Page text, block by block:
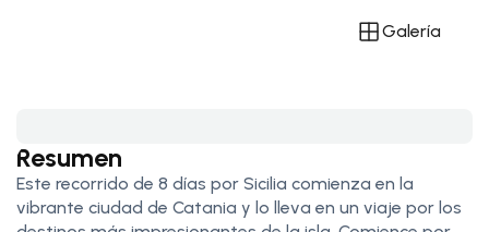
Galería
Resumen
Este recorrido de 8 días por Sicilia comienza en la
vibrante ciudad de Catania y lo lleva en un viaje por los